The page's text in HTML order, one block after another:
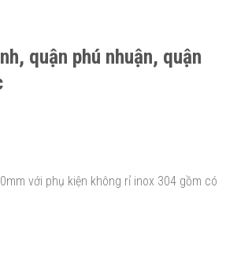
quận phú nhuận, quận
với phụ kiện không rỉ inox 304 gồm có